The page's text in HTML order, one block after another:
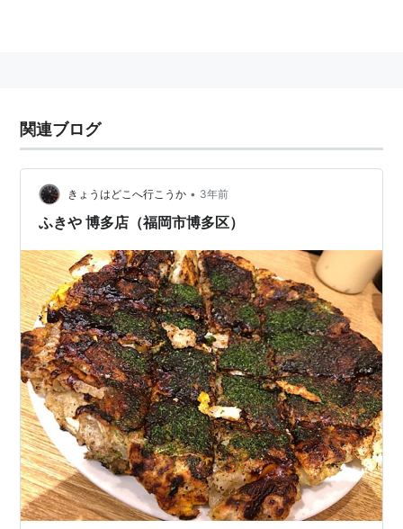
関連ブログ
きょうはどこへ行こうか • 3年前
ふきや 博多店（福岡市博多区）